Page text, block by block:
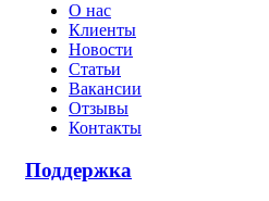
О нас
Клиенты
Новости
Статьи
Вакансии
Отзывы
Контакты
Поддержка